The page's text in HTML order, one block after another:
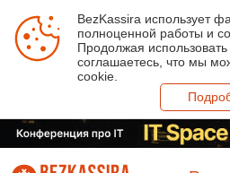
BezKassira использует
полноценной работы и
Продолжая
соглашаетесь, что мы
cookie.